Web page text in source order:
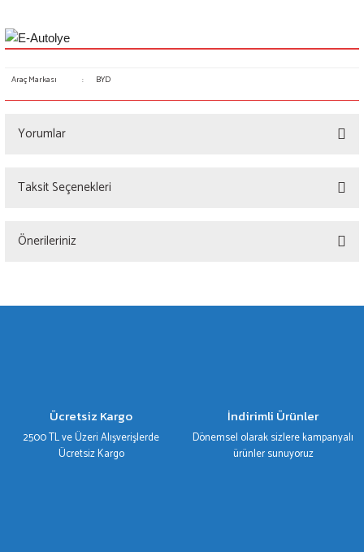
Araç Markası : BYD
Yorumlar
Taksit Seçenekleri
Önerileriniz
gördüğünüz noktaları öneri formunu kullanarak tarafımıza iletebilirsiniz.
Ürün fiyatı diğer sitelerden daha pahalı.
Bu ürüne benzer farklı alternatifler olmalı.
Ücretsiz Kargo
2500 TL ve Üzeri Alışverişlerde
Ücretsiz Kargo
İndirimli Ürünler
Dönemsel olarak sizlere kampanyalı
ürünler sunuyoruz